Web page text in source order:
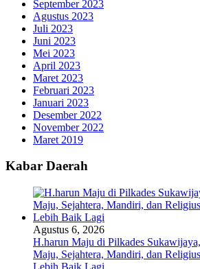
September 2023
Agustus 2023
Juli 2023
Juni 2023
Mei 2023
April 2023
Maret 2023
Februari 2023
Januari 2023
Desember 2022
November 2022
Maret 2019
Kabar Daerah
Agustus 6, 2026
H.harun Maju di Pilkades
Maju, Sejahtera, Mandiri, dan
Lebih Baik Lagi